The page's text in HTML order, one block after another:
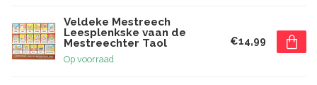
Veldeke Mestreech
Leesplenkske vaan de
Mestreechter Taol
Op voorraad
€14,99